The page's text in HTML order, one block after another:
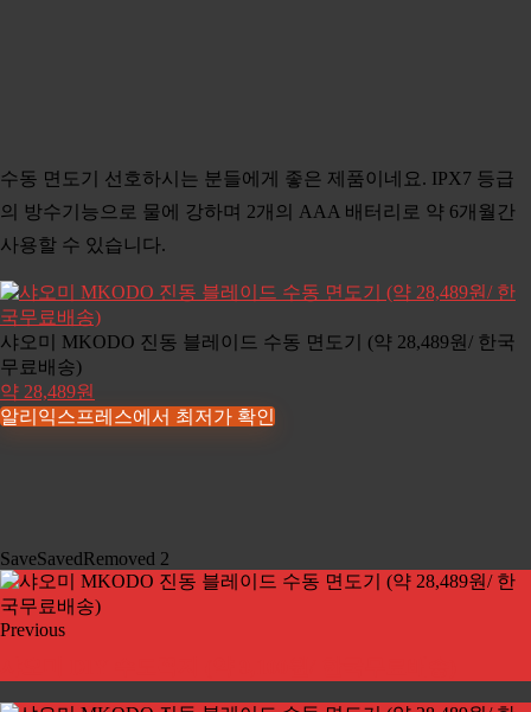
수동 면도기 선호하시는 분들에게 좋은 제품이네요. IPX7 등급
의 방수기능으로 물에 강하며 2개의 AAA 배터리로 약 6개월간
사용할 수 있습니다.
샤오미 MKODO 진동 블레이드 수동 면도기 (약 28,489원/ 한국
무료배송)
약 28,489원
알리익스프레스에서 최저가 확인
SaveSavedRemoved 2
Previous